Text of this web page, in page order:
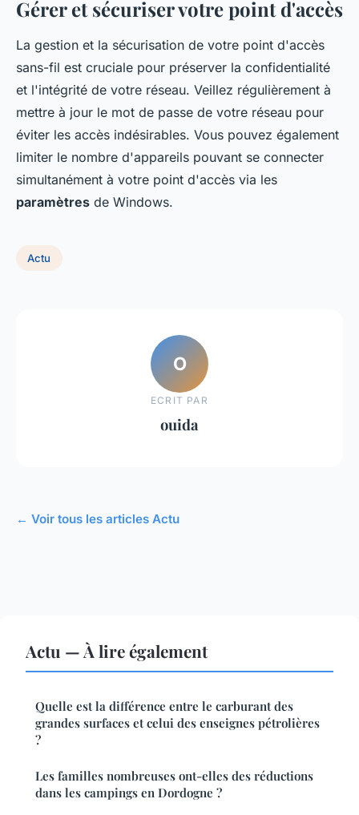
Gérer et sécuriser votre point d'accès
La gestion et la sécurisation de votre point d'accès
sans-fil est cruciale pour préserver la confidentialité
et l'intégrité de votre réseau. Veillez régulièrement à
mettre à jour le mot de passe de votre réseau pour
éviter les accès indésirables. Vous pouvez également
limiter le nombre d'appareils pouvant se connecter
simultanément à votre point d'accès via les
paramètres de Windows.
Actu
O
ECRIT PAR
ouida
← Voir tous les articles Actu
Actu — À lire également
Quelle est la différence entre le carburant des
grandes surfaces et celui des enseignes pétrolières
?
Les familles nombreuses ont-elles des réductions
dans les campings en Dordogne ?